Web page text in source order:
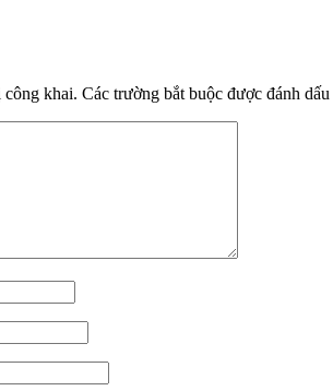
công khai. Các trường bắt buộc được đánh dấu